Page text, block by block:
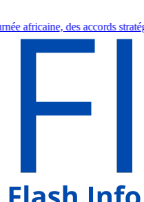
vue.●Franceville : Un